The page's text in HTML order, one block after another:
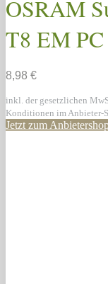
OSRAM
T8 EM
8,98 €
inkl. der gesetzlichen
Konditionen im Anbieter-
Jetzt zum